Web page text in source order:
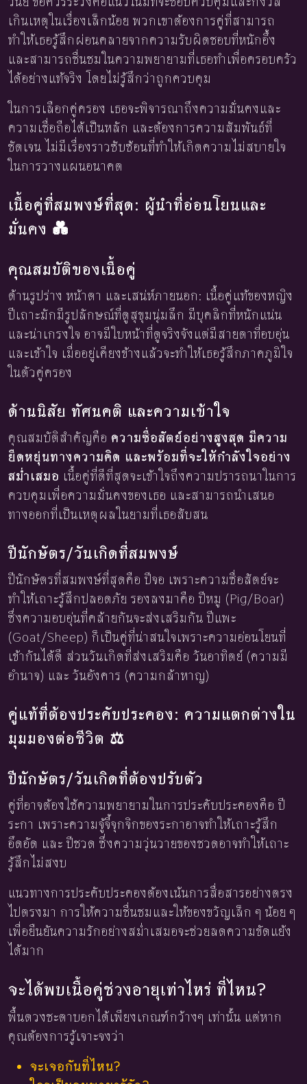
เกินเหตุในเรื่องเล็กน้อย พวกเขาต้องการคู่ที่สามารถ
ทำให้เธอรู้สึกผ่อนคลายจากความรับผิดชอบที่หนักอึ้ง
และสามารถชื่นชมในความพยายามที่เธอทำเพื่อครอบครัว
ได้อย่างแท้จริง โดยไม่รู้สึกว่าถูกควบคุม
ในการเลือกคู่ครอง เธอจะพิจารณาถึงความมั่นคงและ
ความเชื่อถือได้เป็นหลัก และต้องการความสัมพันธ์ที่
ชัดเจน ไม่มีเรื่องราวซับซ้อนที่ทำให้เกิดความไม่สบายใจ
ในการวางแผนอนาคต
เนื้อคู่ที่สมพงษ์ที่สุด: ผู้นำที่อ่อนโยนและ
มั่นคง 💑
คุณสมบัติของเนื้อคู่
ด้านรูปร่าง หน้าตา และเสน่ห์ภายนอก: เนื้อคู่แท้ของหญิง
ปีเถาะมักมีรูปลักษณ์ที่ดูสุขุมนุ่มลึก มีบุคลิกที่หนักแน่น
และน่าเกรงใจ อาจมีใบหน้าที่ดูจริงจังแต่มีสายตาที่อบอุ่น
และเข้าใจ เมื่ออยู่เคียงข้างแล้วจะทำให้เธอรู้สึกภาคภูมิใจ
ในตัวคู่ครอง
ด้านนิสัย ทัศนคติ และความเข้าใจ
คุณสมบัติสำคัญคือ ความซื่อสัตย์อย่างสูงสุด มีความ
ยืดหยุ่นทางความคิด และพร้อมที่จะให้กำลังใจอย่าง
สม่ำเสมอ เนื้อคู่ที่ดีที่สุดจะเข้าใจถึงความปรารถนาในการ
ควบคุมเพื่อความมั่นคงของเธอ และสามารถนำเสนอ
ทางออกที่เป็นเหตุผลในยามที่เธอสับสน
ปีนักษัตร/วันเกิดที่สมพงษ์
ปีนักษัตรที่สมพงษ์ที่สุดคือ ปีจอ เพราะความซื่อสัตย์จะ
ทำให้เถาะรู้สึกปลอดภัย รองลงมาคือ ปีหมู (Pig/Boar)
ซึ่งความอบอุ่นที่คล้ายกันจะส่งเสริมกัน ปีแพะ
(Goat/Sheep) ก็เป็นคู่ที่น่าสนใจเพราะความอ่อนโยนที่
เข้ากันได้ดี ส่วนวันเกิดที่ส่งเสริมคือ วันอาทิตย์ (ความมี
อำนาจ) และ วันอังคาร (ความกล้าหาญ)
คู่แท้ที่ต้องประคับประคอง: ความแตกต่างใน
มุมมองต่อชีวิต ⚖️
ปีนักษัตร/วันเกิดที่ต้องปรับตัว
คู่ที่อาจต้องใช้ความพยายามในการประคับประคองคือ ปี
ระกา เพราะความจู้จี้จุกจิกของระกาอาจทำให้เถาะรู้สึก
อึดอัด และ ปีชวด ซึ่งความวุ่นวายของชวดอาจทำให้เถาะ
รู้สึกไม่สงบ
แนวทางการประคับประคองต้องเน้นการสื่อสารอย่างตรง
ไปตรงมา การให้ความชื่นชมและให้ของขวัญเล็ก ๆ น้อย ๆ
เพื่อยืนยันความรักอย่างสม่ำเสมอจะช่วยลดความขัดแย้ง
ได้มาก
จะได้พบเนื้อคู่ช่วงอายุเท่าไหร่ ที่ไหน?
พื้นดวงชะตาบอกได้เพียงเกณฑ์กว้างๆ เท่านั้น แต่หาก
คุณต้องการรู้เจาะจงว่า
จะเจอกันที่ไหน?